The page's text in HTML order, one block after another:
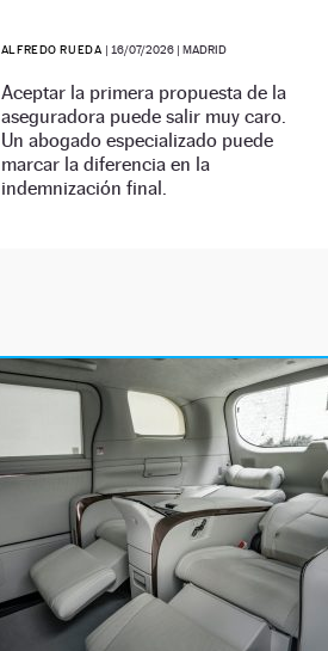
ALFREDO RUEDA | 16/07/2026| MADRID
Aceptar la primera propuesta de la
aseguradora puede salir muy caro.
Un abogado especializado puede
marcar la diferencia en la
indemnización final.